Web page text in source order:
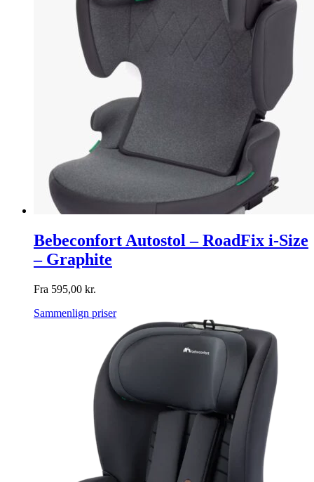
Bebeconfort Autostol – RoadFix i-Size
– Graphite
Fra 595,00 kr.
Sammenlign priser